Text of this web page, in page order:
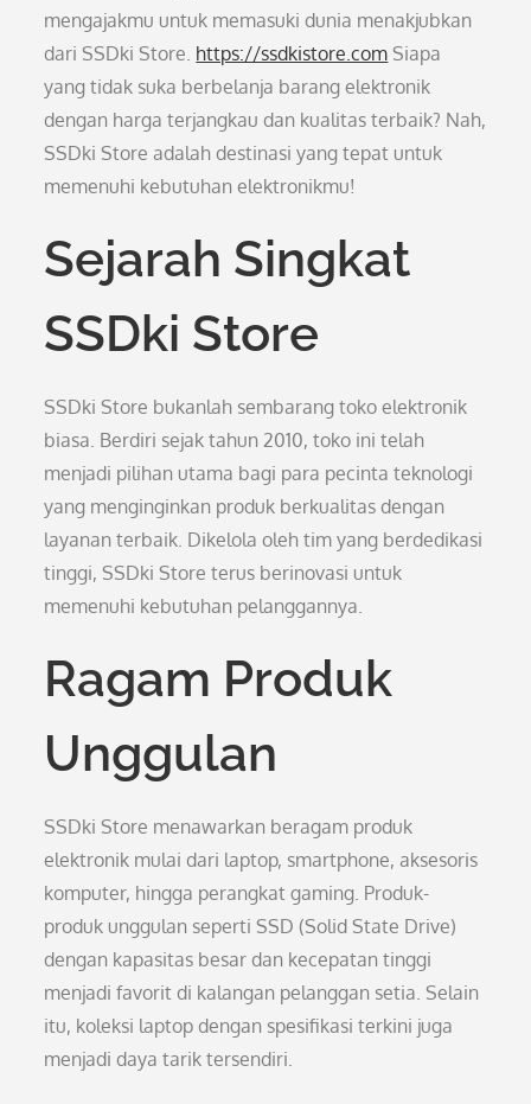
mengajakmu untuk memasuki dunia menakjubkan
dari SSDki Store. https://ssdkistore.com Siapa
yang tidak suka berbelanja barang elektronik
dengan harga terjangkau dan kualitas terbaik? Nah,
SSDki Store adalah destinasi yang tepat untuk
memenuhi kebutuhan elektronikmu!
Sejarah Singkat
SSDki Store
SSDki Store bukanlah sembarang toko elektronik
biasa. Berdiri sejak tahun 2010, toko ini telah
menjadi pilihan utama bagi para pecinta teknologi
yang menginginkan produk berkualitas dengan
layanan terbaik. Dikelola oleh tim yang berdedikasi
tinggi, SSDki Store terus berinovasi untuk
memenuhi kebutuhan pelanggannya.
Ragam Produk
Unggulan
SSDki Store menawarkan beragam produk
elektronik mulai dari laptop, smartphone, aksesoris
komputer, hingga perangkat gaming. Produk-
produk unggulan seperti SSD (Solid State Drive)
dengan kapasitas besar dan kecepatan tinggi
menjadi favorit di kalangan pelanggan setia. Selain
itu, koleksi laptop dengan spesifikasi terkini juga
menjadi daya tarik tersendiri.